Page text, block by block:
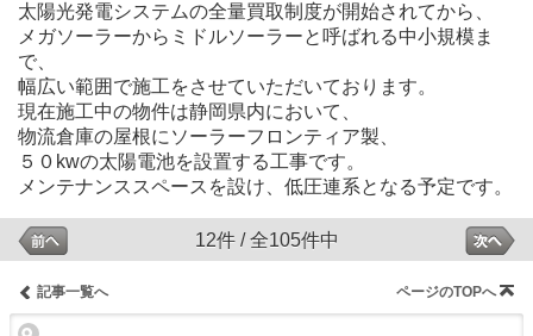
太陽光発電システムの全量買取制度が開始されてから、
メガソーラーからミドルソーラーと呼ばれる中小規模ま
で、
幅広い範囲で施工をさせていただいております。
現在施工中の物件は静岡県内において、
物流倉庫の屋根にソーラーフロンティア製、
５０kwの太陽電池を設置する工事です。
メンテナンススペースを設け、低圧連系となる予定です。
12件 / 全105件中
記事一覧へ ページのTOPへ